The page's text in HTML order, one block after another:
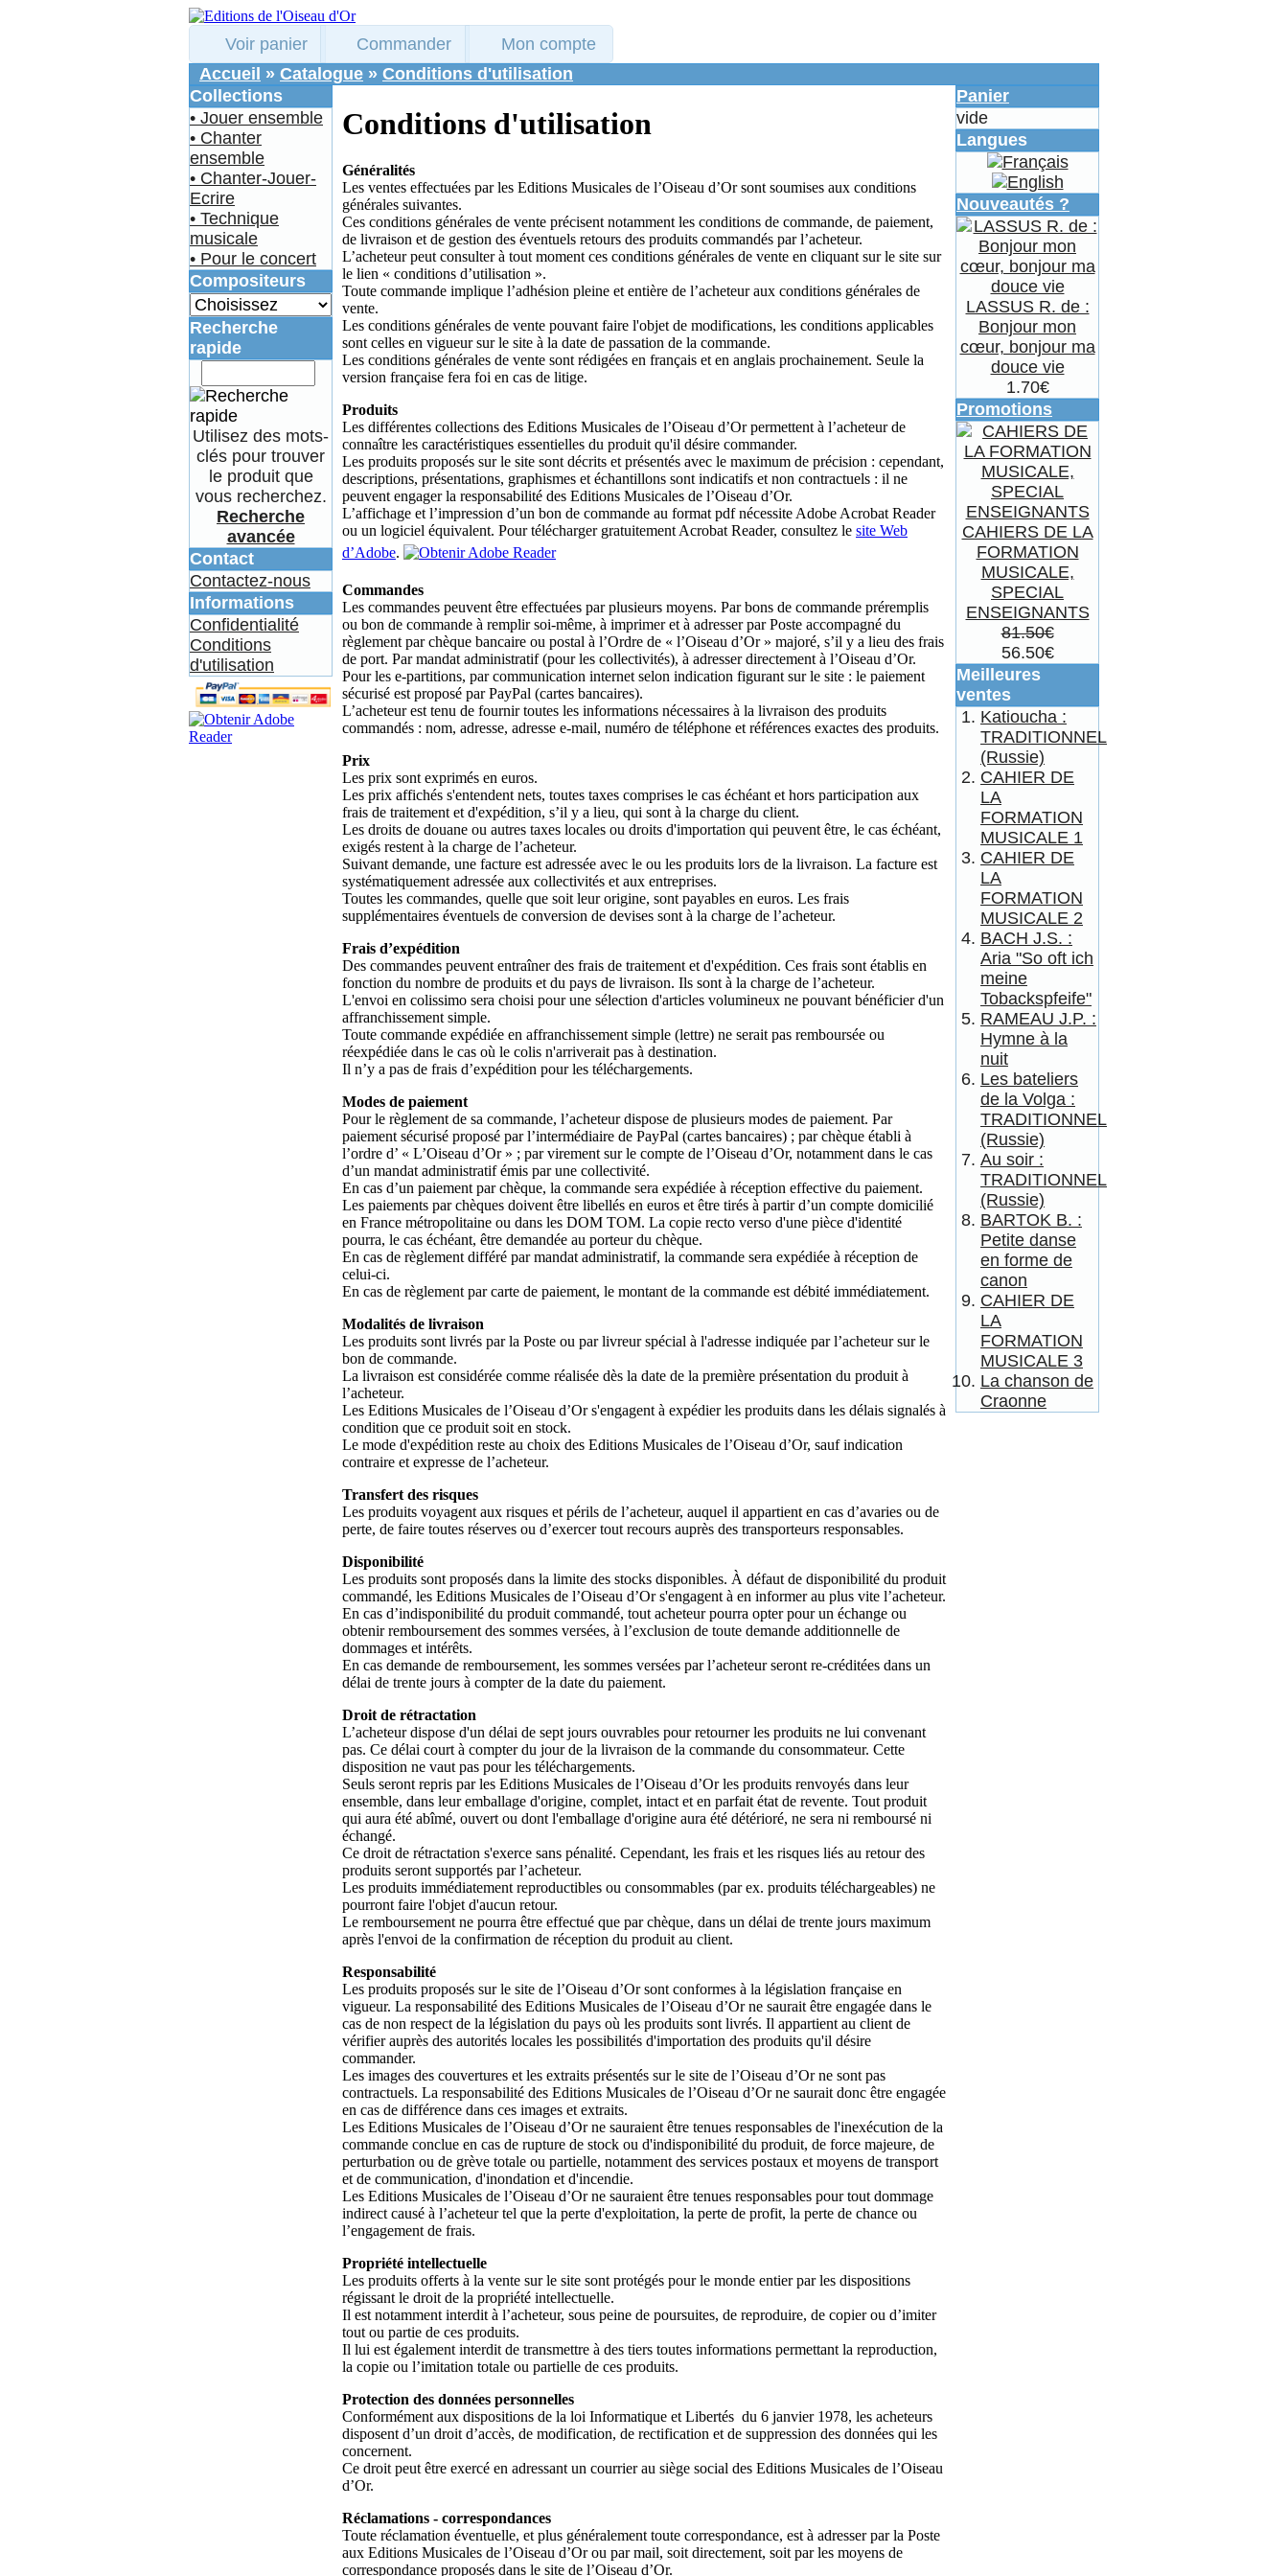
Voir panier Commander
Mon compte
Accueil » Catalogue » Conditions d'utilisation
Conditions d'utilisation
Généralités
Les ventes effectuées par les Editions Musicales de l’Oiseau d’Or sont soumises aux conditions
générales suivantes.
Ces conditions générales de vente précisent notamment les conditions de commande, de paiement,
de livraison et de gestion des éventuels retours des produits commandés par l’acheteur.
L’acheteur peut consulter à tout moment ces conditions générales de vente en cliquant sur le site sur
le lien « conditions d’utilisation ».
Toute commande implique l’adhésion pleine et entière de l’acheteur aux conditions générales de
vente.
Les conditions générales de vente pouvant faire l'objet de modifications, les conditions applicables
sont celles en vigueur sur le site à la date de passation de la commande.
Les conditions générales de vente sont rédigées en français et en anglais prochainement. Seule la
version française fera foi en cas de litige.
Produits
Les différentes collections des Editions Musicales de l’Oiseau d’Or permettent à l’acheteur de
connaître les caractéristiques essentielles du produit qu'il désire commander.
Les produits proposés sur le site sont décrits et présentés avec le maximum de précision : cependant,
descriptions, présentations, graphismes et échantillons sont indicatifs et non contractuels : il ne
peuvent engager la responsabilité des Editions Musicales de l’Oiseau d’Or.
L’affichage et l’impression d’un bon de commande au format pdf nécessite Adobe Acrobat Reader
ou un logiciel équivalent. Pour télécharger gratuitement Acrobat Reader, consultez le site Web
d’Adobe.
Commandes
Les commandes peuvent être effectuées par plusieurs moyens. Par bons de commande préremplis
ou bon de commande à remplir soi-même, à imprimer et à adresser par Poste accompagné du
règlement par chèque bancaire ou postal à l’Ordre de « l’Oiseau d’Or » majoré, s’il y a lieu des frais
de port. Par mandat administratif (pour les collectivités), à adresser directement à l’Oiseau d’Or.
Pour les e-partitions, par communication internet selon indication figurant sur le site : le paiement
sécurisé est proposé par PayPal (cartes bancaires).
L’acheteur est tenu de fournir toutes les informations nécessaires à la livraison des produits
commandés : nom, adresse, adresse e-mail, numéro de téléphone et références exactes des produits.
Prix
Les prix sont exprimés en euros.
Les prix affichés s'entendent nets, toutes taxes comprises le cas échéant et hors participation aux
frais de traitement et d'expédition, s’il y a lieu, qui sont à la charge du client.
Les droits de douane ou autres taxes locales ou droits d'importation qui peuvent être, le cas échéant,
exigés restent à la charge de l’acheteur.
Suivant demande, une facture est adressée avec le ou les produits lors de la livraison. La facture est
systématiquement adressée aux collectivités et aux entreprises.
Toutes les commandes, quelle que soit leur origine, sont payables en euros. Les frais
supplémentaires éventuels de conversion de devises sont à la charge de l’acheteur.
Frais d’expédition
Des commandes peuvent entraîner des frais de traitement et d'expédition. Ces frais sont établis en
fonction du nombre de produits et du pays de livraison. Ils sont à la charge de l’acheteur.
L'envoi en colissimo sera choisi pour une sélection d'articles volumineux ne pouvant bénéficier d'un
affranchissement simple.
Toute commande expédiée en affranchissement simple (lettre) ne serait pas remboursée ou
réexpédiée dans le cas où le colis n'arriverait pas à destination.
Il n’y a pas de frais d’expédition pour les téléchargements.
Modes de paiement
Pour le règlement de sa commande, l’acheteur dispose de plusieurs modes de paiement. Par
paiement sécurisé proposé par l’intermédiaire de PayPal (cartes bancaires) ; par chèque établi à
l’ordre d’ « L’Oiseau d’Or » ; par virement sur le compte de l’Oiseau d’Or, notamment dans le cas
d’un mandat administratif émis par une collectivité.
En cas d’un paiement par chèque, la commande sera expédiée à réception effective du paiement.
Les paiements par chèques doivent être libellés en euros et être tirés à partir d’un compte domicilié
en France métropolitaine ou dans les DOM TOM. La copie recto verso d'une pièce d'identité
pourra, le cas échéant, être demandée au porteur du chèque.
En cas de règlement différé par mandat administratif, la commande sera expédiée à réception de
celui-ci.
En cas de règlement par carte de paiement, le montant de la commande est débité immédiatement.
Modalités de livraison
Les produits sont livrés par la Poste ou par livreur spécial à l'adresse indiquée par l’acheteur sur le
bon de commande.
La livraison est considérée comme réalisée dès la date de la première présentation du produit à
l’acheteur.
Les Editions Musicales de l’Oiseau d’Or s'engagent à expédier les produits dans les délais signalés à
condition que ce produit soit en stock.
Le mode d'expédition reste au choix des Editions Musicales de l’Oiseau d’Or, sauf indication
contraire et expresse de l’acheteur.
Transfert des risques
Les produits voyagent aux risques et périls de l’acheteur, auquel il appartient en cas d’avaries ou de
perte, de faire toutes réserves ou d’exercer tout recours auprès des transporteurs responsables.
Disponibilité
Les produits sont proposés dans la limite des stocks disponibles. À défaut de disponibilité du produit
commandé, les Editions Musicales de l’Oiseau d’Or s'engagent à en informer au plus vite l’acheteur.
En cas d’indisponibilité du produit commandé, tout acheteur pourra opter pour un échange ou
obtenir remboursement des sommes versées, à l’exclusion de toute demande additionnelle de
dommages et intérêts.
En cas demande de remboursement, les sommes versées par l’acheteur seront re-créditées dans un
délai de trente jours à compter de la date du paiement.
Droit de rétractation
L’acheteur dispose d'un délai de sept jours ouvrables pour retourner les produits ne lui convenant
pas. Ce délai court à compter du jour de la livraison de la commande du consommateur. Cette
disposition ne vaut pas pour les téléchargements.
Seuls seront repris par les Editions Musicales de l’Oiseau d’Or les produits renvoyés dans leur
ensemble, dans leur emballage d'origine, complet, intact et en parfait état de revente. Tout produit
qui aura été abîmé, ouvert ou dont l'emballage d'origine aura été détérioré, ne sera ni remboursé ni
échangé.
Ce droit de rétractation s'exerce sans pénalité. Cependant, les frais et les risques liés au retour des
produits seront supportés par l’acheteur.
Les produits immédiatement reproductibles ou consommables (par ex. produits téléchargeables) ne
pourront faire l'objet d'aucun retour.
Le remboursement ne pourra être effectué que par chèque, dans un délai de trente jours maximum
après l'envoi de la confirmation de réception du produit au client.
Responsabilité
Les produits proposés sur le site de l’Oiseau d’Or sont conformes à la législation française en
vigueur. La responsabilité des Editions Musicales de l’Oiseau d’Or ne saurait être engagée dans le
cas de non respect de la législation du pays où les produits sont livrés. Il appartient au client de
vérifier auprès des autorités locales les possibilités d'importation des produits qu'il désire
commander.
Les images des couvertures et les extraits présentés sur le site de l’Oiseau d’Or ne sont pas
contractuels. La responsabilité des Editions Musicales de l’Oiseau d’Or ne saurait donc être engagée
en cas de différence dans ces images et extraits.
Les Editions Musicales de l’Oiseau d’Or ne sauraient être tenues responsables de l'inexécution de la
commande conclue en cas de rupture de stock ou d'indisponibilité du produit, de force majeure, de
perturbation ou de grève totale ou partielle, notamment des services postaux et moyens de transport
et de communication, d'inondation et d'incendie.
Les Editions Musicales de l’Oiseau d’Or ne sauraient être tenues responsables pour tout dommage
indirect causé à l’acheteur tel que la perte d'exploitation, la perte de profit, la perte de chance ou
l’engagement de frais.
Propriété intellectuelle
Les produits offerts à la vente sur le site sont protégés pour le monde entier par les dispositions
régissant le droit de la propriété intellectuelle.
Il est notamment interdit à l’acheteur, sous peine de poursuites, de reproduire, de copier ou d’imiter
tout ou partie de ces produits.
Il lui est également interdit de transmettre à des tiers toutes informations permettant la reproduction,
la copie ou l’imitation totale ou partielle de ces produits.
Protection des données personnelles
Conformément aux dispositions de la loi Informatique et Libertés du 6 janvier 1978, les acheteurs
disposent d’un droit d’accès, de modification, de rectification et de suppression des données qui les
concernent.
Ce droit peut être exercé en adressant un courrier au siège social des Editions Musicales de l’Oiseau
d’Or.
Réclamations - correspondances
Toute réclamation éventuelle, et plus généralement toute correspondance, est à adresser par la Poste
aux Editions Musicales de l’Oiseau d’Or ou par mail, soit directement, soit par les moyens de
correspondance proposés dans le site de l’Oiseau d’Or.
Collections
• Jouer ensemble
• Chanter
ensemble
• Chanter-Jouer-
Ecrire
• Technique
musicale
• Pour le concert
Compositeurs
Recherche
rapide
Utilisez des mots-
clés pour trouver
le produit que
vous recherchez.
Recherche
avancée
Contact
Contactez-nous
Informations
Confidentialité
Conditions
d'utilisation
Panier
vide
Langues
Nouveautés ?
LASSUS R. de :
Bonjour mon
cœur, bonjour ma
douce vie
1.70€
Promotions
CAHIERS DE LA
FORMATION
MUSICALE,
SPECIAL
ENSEIGNANTS
81.50€
56.50€
Meilleures
ventes
Katioucha :
TRADITIONNEL
(Russie)
CAHIER DE
LA
FORMATION
MUSICALE 1
CAHIER DE
LA
FORMATION
MUSICALE 2
BACH J.S. :
Aria "So oft ich
meine
Tobackspfeife"
RAMEAU J.P. :
Hymne à la
nuit
Les bateliers
de la Volga :
TRADITIONNEL
(Russie)
Au soir :
TRADITIONNEL
(Russie)
BARTOK B. :
Petite danse
en forme de
canon
CAHIER DE
LA
FORMATION
MUSICALE 3
La chanson de
Craonne